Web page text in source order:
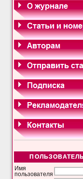
Имя
пользователя